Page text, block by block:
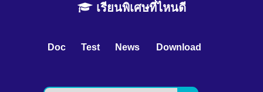
เรียนพิเศษที่ไหนดี
Doc Test News Download